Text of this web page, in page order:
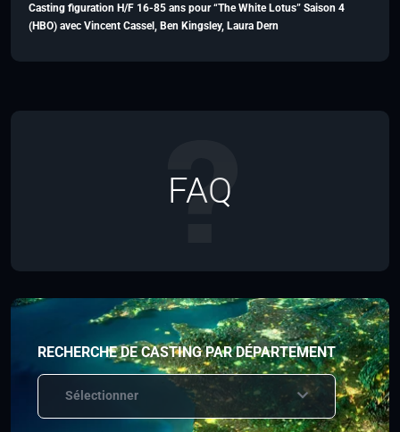
Casting figuration H/F 16-85 ans pour “The White Lotus” Saison 4
(HBO) avec Vincent Cassel, Ben Kingsley, Laura Dern
FAQ
RECHERCHE DE CASTING PAR DÉPARTEMENT
Sélectionner